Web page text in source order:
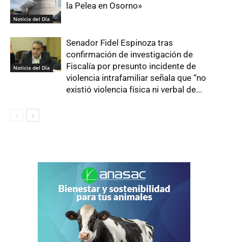
Noticia del Día
la Pelea en Osorno»
Noticia del Día
Senador Fidel Espinoza tras
confirmación de investigación de
Fiscalía por presunto incidente de
violencia intrafamiliar señala que “no
existió violencia física ni verbal de...